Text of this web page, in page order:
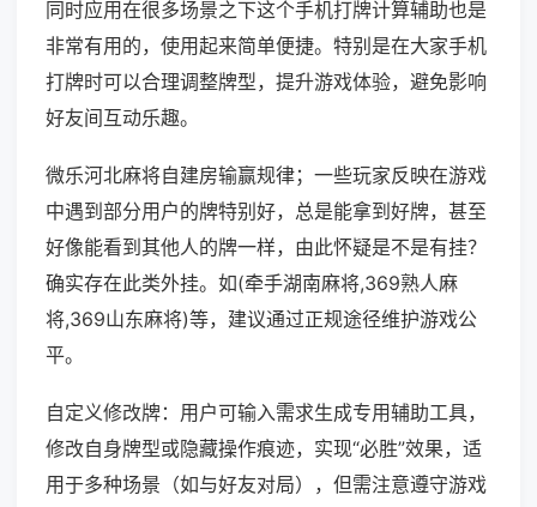
同时应用在很多场景之下这个手机打牌计算辅助也是
非常有用的，使用起来简单便捷。特别是在大家手机
打牌时可以合理调整牌型，提升游戏体验，避免影响
好友间互动乐趣。
微乐河北麻将自建房输赢规律；一些玩家反映在游戏
中遇到部分用户的牌特别好，总是能拿到好牌，甚至
好像能看到其他人的牌一样，由此怀疑是不是有挂？
确实存在此类外挂。如(牵手湖南麻将,369熟人麻
将,369山东麻将)等，建议通过正规途径维护游戏公
平。
自定义修改牌：用户可输入需求生成专用辅助工具，
修改自身牌型或隐藏操作痕迹，实现“必胜”效果，适
用于多种场景（如与好友对局），但需注意遵守游戏